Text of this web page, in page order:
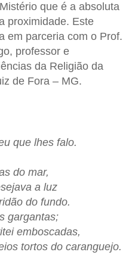
que é a absoluta
proximidade. Este
em parceria com o Prof.
professor e
da Religião da
de Fora – MG.
que lhes falo.
do mar,
a luz
do fundo.
gargantas;
emboscadas,
tortos do caranguejo.